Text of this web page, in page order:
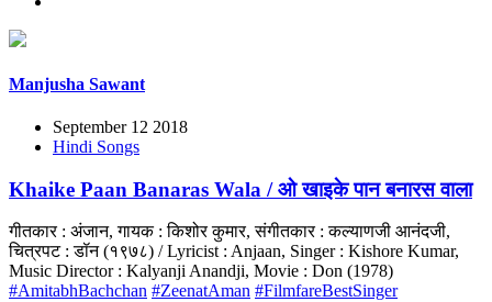
Manjusha Sawant
September 12 2018
Hindi Songs
Khaike Paan Banaras Wala / ओ खाइके पान बनारस वाला
गीतकार : अंजान, गायक : किशोर कुमार, संगीतकार : कल्याणजी आनंदजी,
चित्रपट : डॉन (१९७८) / Lyricist : Anjaan, Singer : Kishore Kumar,
Music Director : Kalyanji Anandji, Movie : Don (1978)
#AmitabhBachchan #ZeenatAman #FilmfareBestSinger